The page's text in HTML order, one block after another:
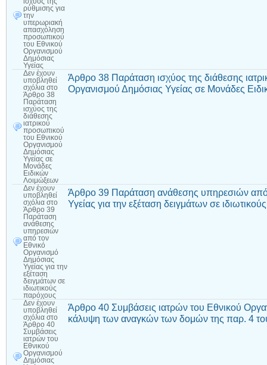
ρύθμισης για
την
υπερωριακή
απασχόληση
προσωπικού
του Εθνικού
Οργανισμού
Δημόσιας
Υγείας
Δεν έχουν
υποβληθεί
σχόλια στο
Άρθρο 38
Παράταση
ισχύος της
διάθεσης
ιατρικού
προσωπικού
του Εθνικού
Οργανισμού
Δημόσιας
Υγείας σε
Μονάδες
Ειδικών
Λοιμώξεων
Άρθρο 38 Παράταση ισχύος της διάθεσης
Οργανισμού Δημόσιας Υγείας σε Μονάδες
Δεν έχουν
υποβληθεί
σχόλια στο
Άρθρο 39
Παράταση
ανάθεσης
υπηρεσιών
από τον
Εθνικό
Οργανισμό
Δημόσιας
Υγείας για την
εξέταση
δειγμάτων σε
ιδιωτικούς
παρόχους
Άρθρο 39 Παράταση ανάθεσης υπηρεσιών
Υγείας για την εξέταση δειγμάτων σε
Δεν έχουν
υποβληθεί
σχόλια στο
Άρθρο 40
Συμβάσεις
ιατρών του
Εθνικού
Οργανισμού
Δημόσιας
Άρθρο 40 Συμβάσεις ιατρών του Εθνικού
κάλυψη των αναγκών των δομών της παρ. 4